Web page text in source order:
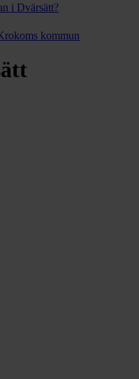
i Dvärsätt?
kommun